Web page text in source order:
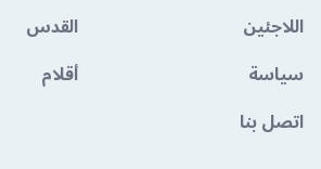
اللاجئين
القدس
سياسة
أقلام
اتصل بنا